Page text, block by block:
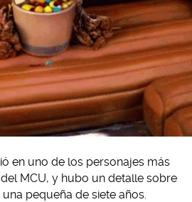
en uno de los personajes más
MCU, y hubo un detalle sobre
pequeña de siete años.